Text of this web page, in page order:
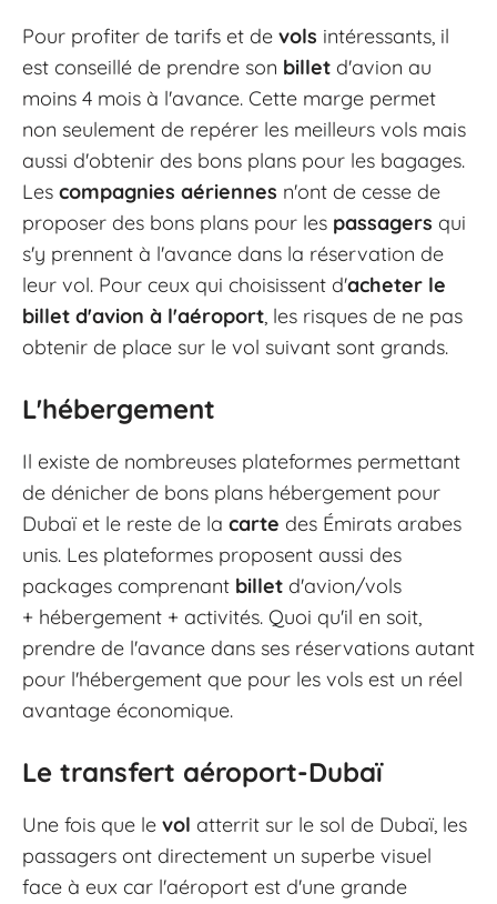
Pour profiter de tarifs et de vols intéressants, il
est conseillé de prendre son billet d'avion au
moins 4 mois à l'avance. Cette marge permet
non seulement de repérer les meilleurs vols mais
aussi d'obtenir des bons plans pour les bagages.
Les compagnies aériennes n'ont de cesse de
proposer des bons plans pour les passagers qui
s'y prennent à l'avance dans la réservation de
leur vol. Pour ceux qui choisissent d'acheter le
billet d'avion à l'aéroport, les risques de ne pas
obtenir de place sur le vol suivant sont grands.
L'hébergement
Il existe de nombreuses plateformes permettant
de dénicher de bons plans hébergement pour
Dubaï et le reste de la carte des Émirats arabes
unis. Les plateformes proposent aussi des
packages comprenant billet d'avion/vols
+ hébergement + activités. Quoi qu'il en soit,
prendre de l'avance dans ses réservations autant
pour l'hébergement que pour les vols est un réel
avantage économique.
Le transfert aéroport-Dubaï
Une fois que le vol atterrit sur le sol de Dubaï, les
passagers ont directement un superbe visuel
face à eux car l'aéroport est d'une grande